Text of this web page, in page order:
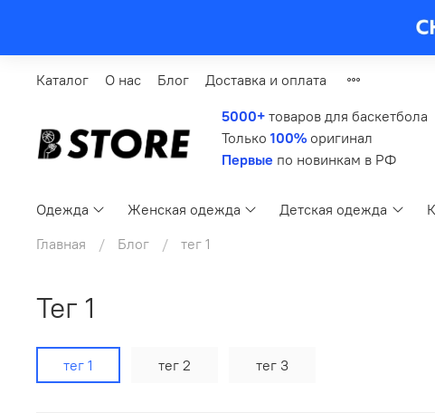
Каталог О нас Блог Доставка и оплата
5000+ товаров для баскетбола
Только 100% оригинал
Первые по новинкам в РФ
Одежда Женская одежда Детская одежда
Главная
Блог тег 1
тег 1
тег 1 тег 2 тег 3